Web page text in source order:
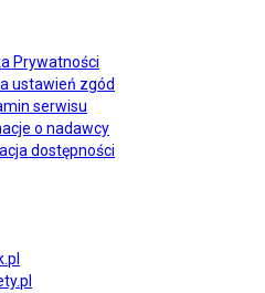
Prywatności
ustawień zgód
serwisu
o nadawcy
dostępności